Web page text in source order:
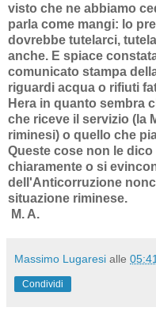
visto che ne abbiamo
parla come mangi: lo
dovrebbe tutelarci,
anche. E spiace
comunicato stampa
riguardi acqua o rifiuti
Hera in quanto sembra
che riceve il servizio (la
riminesi) o quello che
Queste cose non le
chiaramente o si
dell'Anticorruzione
situazione riminese.
M. A.
Massimo Lugaresi alle 05:41
Condividi